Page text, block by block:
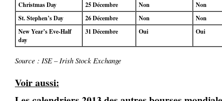
Christmas Day 25 Décembre Non
Non
St. Stephen’s Day
26 Décembre Non
Non
New Year’s Eve-Half
day
31 Décembre Oui Oui
Source : ISE – Irish Stock Exchange
Voir aussi: